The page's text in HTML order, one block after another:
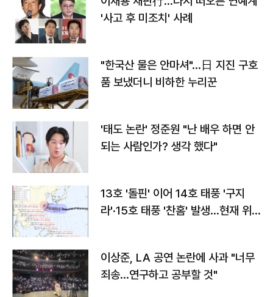
'사고 후 미조치' 사례
"한국산 물은 안마셔"…日 지진 구호
품 보냈더니 비하한 누리꾼
'태도 논란' 정준원 "난 배우 하면 안
되는 사람인가? 생각 했다"
13호 '돌핀' 이어 14호 태풍 '구지
라'·15호 태풍 '찬홈' 발생…현재 위
이상준, LA 공연 논란에 사과 "너무
죄송…연구하고 공부할 것"